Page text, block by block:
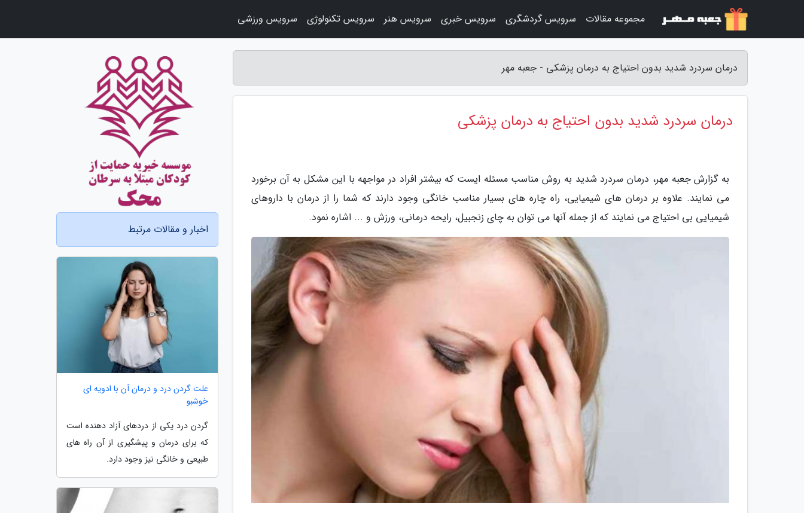
درمان سردرد شدید بدون احتیاج به درمان پزشکی - جعبه مهر
درمان سردرد شدید بدون احتیاج به درمان پزشکی
به گزارش جعبه مهر، درمان سردرد شدید به روش مناسب مسئله ایست که بیشتر افراد در مواجهه با این مشکل به آن برخورد
می نمایند. علاوه بر درمان های شیمیایی، راه چاره های بسیار مناسب خانگی وجود دارند که شما را از درمان با داروهای
شیمیایی بی احتیاج می نمایند که از جمله آنها می توان به چای زنجبیل، رایحه درمانی، ورزش و ... اشاره نمود.
اخبار و مقالات مرتبط
علت گردن درد و درمان آن با ادویه ای
خوشبو
گردن درد یکی از دردهای آزاد دهنده است
که برای درمان و پیشگیری از آن راه های
طبیعی و خانگی نیز وجود دارد.
مجموعه مقالات سرویس گردشگری سرویس خبری سرویس هنر سرویس تکنولوژی سرویس ورزشی